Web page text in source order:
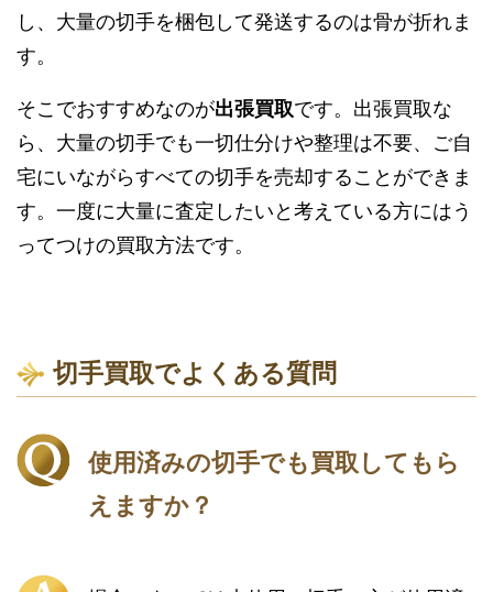
し、大量の切手を梱包して発送するのは骨が折れま
す。
そこでおすすめなのが出張買取です。出張買取な
ら、大量の切手でも一切仕分けや整理は不要、ご自
宅にいながらすべての切手を売却することができま
す。一度に大量に査定したいと考えている方にはう
ってつけの買取方法です。
切手買取でよくある質問
使用済みの切手でも買取してもら
えますか？